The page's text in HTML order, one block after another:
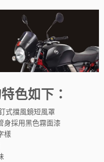
特色如下：
式擋風鏡短風罩
身採用黑色霧面漆
樣